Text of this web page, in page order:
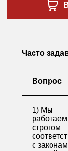
Часто
Вопрос
1) Мы
работаем
строгом
с